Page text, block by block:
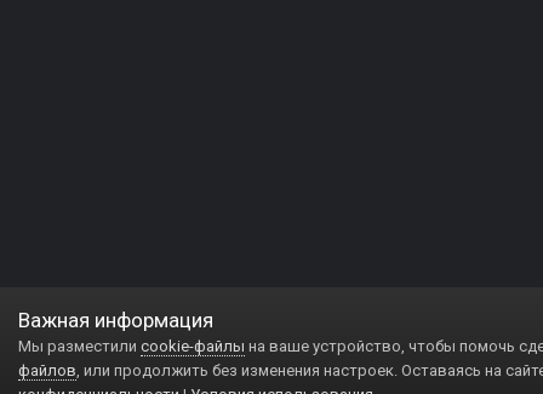
Важная информация
Мы разместили cookie-файлы на ваше устройство, чтобы помочь
файлов, или продолжить без изменения настроек. Оставаясь на